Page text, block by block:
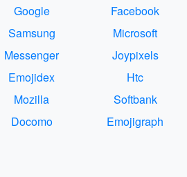
Google
Facebook
Samsung
Microsoft
Messenger
Joypixels
Emojidex
Htc
Mozilla
Softbank
Docomo
Emojigraph